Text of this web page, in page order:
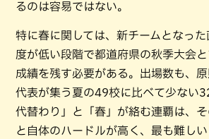
るのは容易ではない。
特に春に関しては、新チームとなっ
度が低い段階で都道府県の秋季大会
成績を残す必要がある。出場数も、
代表が集う夏の49校に比べて少ない
代替わり」と「春」が絡む連覇は、
と自体のハードルが高く、最も難しい